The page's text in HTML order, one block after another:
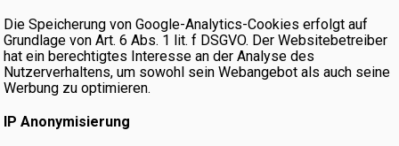
Die Speicherung von Google-Analytics-Cookies erfolgt auf
Grundlage von Art. 6 Abs. 1 lit. f DSGVO. Der Websitebetreiber
hat ein berechtigtes Interesse an der Analyse des
Nutzerverhaltens, um sowohl sein Webangebot als auch seine
Werbung zu optimieren.
IP Anonymisierung